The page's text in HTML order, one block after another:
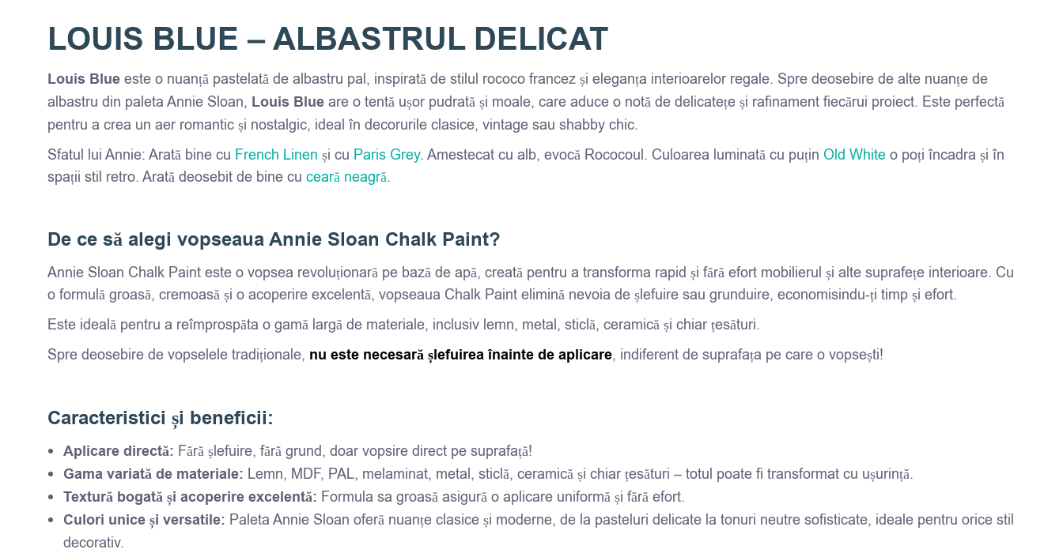
LOUIS BLUE – ALBASTRUL DELICAT
Louis Blue este o nuanță pastelată de albastru pal, inspirată de stilul rococo francez și eleganța interioarelor regale. Spre deosebire de alte nuanțe de
albastru din paleta Annie Sloan, Louis Blue are o tentă ușor pudrată și moale, care aduce o notă de delicatețe și rafinament fiecărui proiect. Este perfectă
pentru a crea un aer romantic și nostalgic, ideal în decorurile clasice, vintage sau shabby chic.
Sfatul lui Annie: Arată bine cu French Linen și cu Paris Grey. Amestecat cu alb, evocă Rococoul. Culoarea luminată cu puțin Old White o poți încadra și în
spații stil retro. Arată deosebit de bine cu ceară neagră.
De ce să alegi vopseaua Annie Sloan Chalk Paint?
Annie Sloan Chalk Paint este o vopsea revoluționară pe bază de apă, creată pentru a transforma rapid și fără efort mobilierul și alte suprafețe interioare. Cu
o formulă groasă, cremoasă și o acoperire excelentă, vopseaua Chalk Paint elimină nevoia de șlefuire sau grunduire, economisindu-ți timp și efort.
Este ideală pentru a reîmprospăta o gamă largă de materiale, inclusiv lemn, metal, sticlă, ceramică și chiar țesături.
Spre deosebire de vopselele tradiționale, nu este necesară șlefuirea înainte de aplicare, indiferent de suprafața pe care o vopsești!
Caracteristici și beneficii:
Aplicare directă: Fără șlefuire, fără grund, doar vopsire direct pe suprafață!
Gama variată de materiale: Lemn, MDF, PAL, melaminat, metal, sticlă, ceramică și chiar țesături – totul poate fi transformat cu ușurință.
Textură bogată și acoperire excelentă: Formula sa groasă asigură o aplicare uniformă și fără efort.
Culori unice și versatile: Paleta Annie Sloan oferă nuanțe clasice și moderne, de la pasteluri delicate la tonuri neutre sofisticate, ideale pentru orice stil
decorativ.